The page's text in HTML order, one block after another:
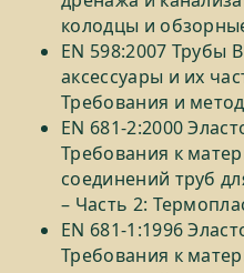
колодцы и
EN 598:2007 Трубы
аксессуары и их
Требования и
EN 681-2:2000
Требования к
соединений труб
– Часть 2:
EN 681-1:1996
Требования к